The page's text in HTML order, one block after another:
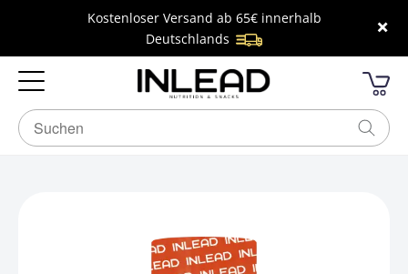
Kostenloser Versand ab 65€ innerhalb
Deutschlands
×